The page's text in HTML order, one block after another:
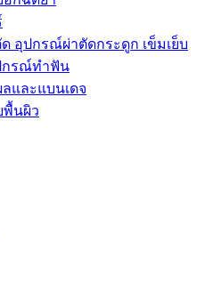
อุปกรณ์ผ่าตัดกระดูก เข็มเย็บ
กรณ์ทำฟัน
และแบนเดจ
พื้นผิว